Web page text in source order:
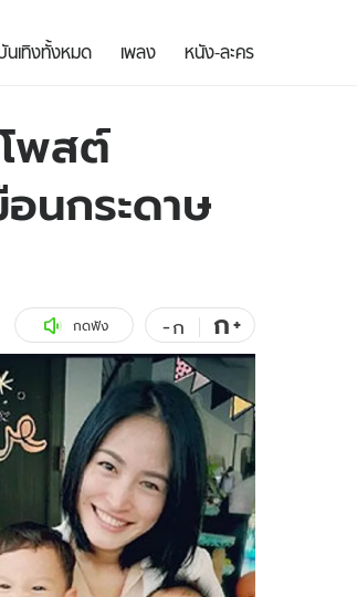
ฟ์สไตล์
รุ่น
ยนต์
ที่ยว-กิน
Thailand
Choice
บันเทิงครบรส
WeTV
Exclusive WeTV
นเทิงทั้งหมด เพลง หนัง-ละคร
พสต์
นกระดาษ
กดฟัง -ก ก+